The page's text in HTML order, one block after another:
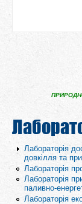
Лабораторія
довкілля та
Лабораторія
Лабораторія
паливно-
Лабораторія